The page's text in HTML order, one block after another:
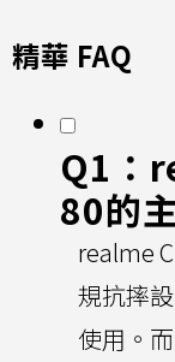
精華 FAQ
Q1：
80的
realme
規抗摔
使用。